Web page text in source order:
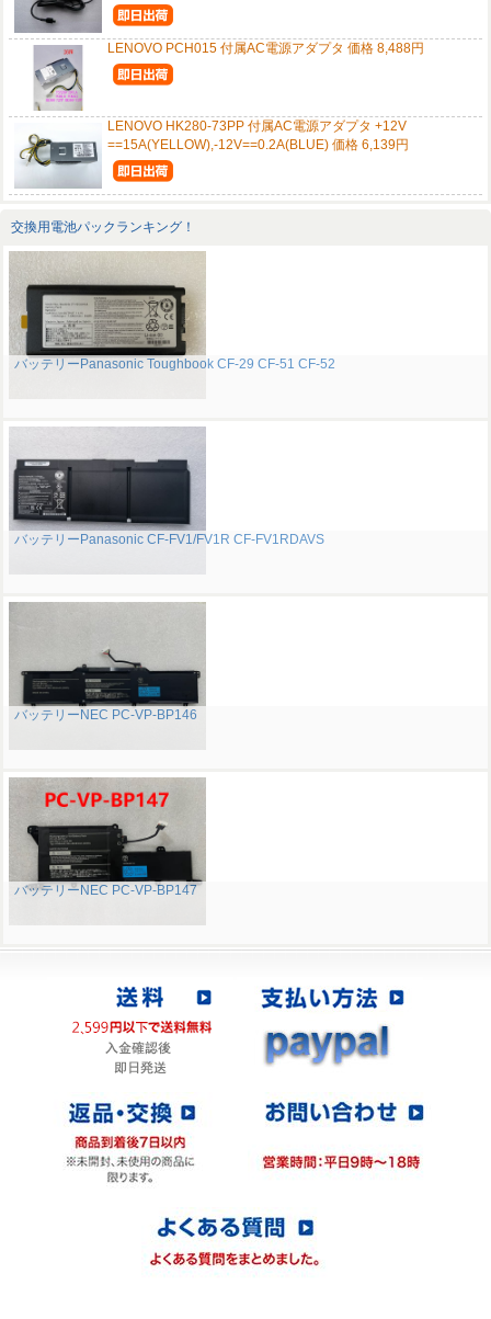
LENOVO PCH015 付属AC電源アダプタ 価格 8,488円
LENOVO HK280-73PP 付属AC電源アダプタ +12V
==15A(YELLOW),-12V==0.2A(BLUE) 価格 6,139円
交換用電池パックランキング！
バッテリーPanasonic Toughbook CF-29 CF-51 CF-52
バッテリーPanasonic CF-FV1/FV1R CF-FV1RDAVS
バッテリーNEC PC-VP-BP146
バッテリーNEC PC-VP-BP147